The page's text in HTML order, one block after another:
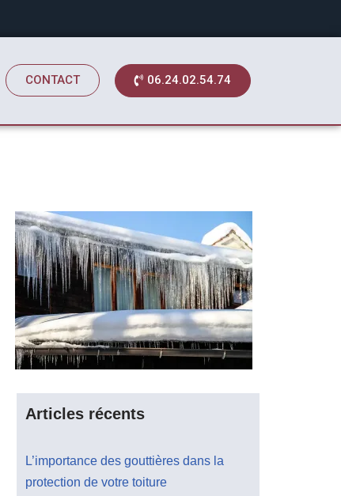
CONTACT 06.24.02.54.74
Articles récents
L’importance des gouttières dans la
protection de votre toiture